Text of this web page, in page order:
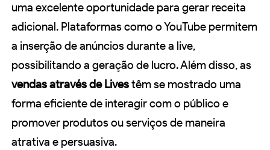
uma excelente oportunidade para gerar receita
adicional. Plataformas como o YouTube permitem
a inserção de anúncios durante a live,
possibilitando a geração de lucro. Além disso, as
vendas através de Livestêm se mostrado uma
forma eficiente de interagir com o público e
promover produtos ou serviços de maneira
atrativa e persuasiva.